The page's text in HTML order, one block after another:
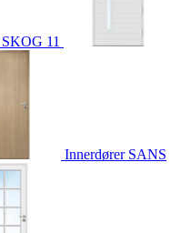
SKOG 11
Innerdører SANS